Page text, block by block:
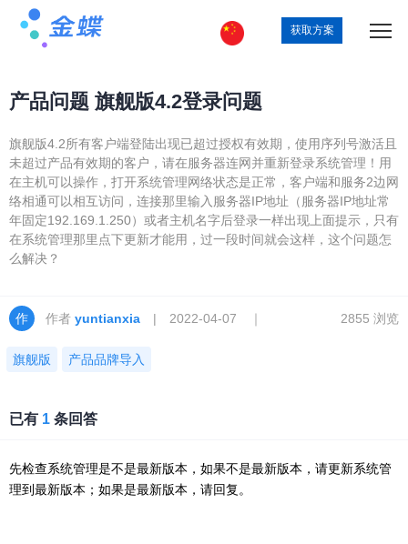
获取方案
产品问题 旗舰版4.2登录问题
旗舰版4.2所有客户端登陆出现已超过授权有效期，使用序列号激活且
未超过产品有效期的客户，请在服务器连网并重新登录系统管理！用
在主机可以操作，打开系统管理网络状态是正常，客户端和服务2边网
络相通可以相互访问，连接那里输入服务器IP地址（服务器IP地址常
年固定192.169.1.250）或者主机名字后登录一样出现上面提示，只有
在系统管理那里点下更新才能用，过一段时间就会这样，这个问题怎
么解决？
作者 yuntianxia | 2022-04-07 ｜
旗舰版 产品品牌导入
2855 浏览
已有 1 条回答
先检查系统管理是不是最新版本，如果不是最新版本，请更新系统管
理到最新版本；如果是最新版本，请回复。